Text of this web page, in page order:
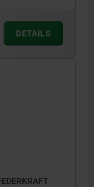
DETAILS